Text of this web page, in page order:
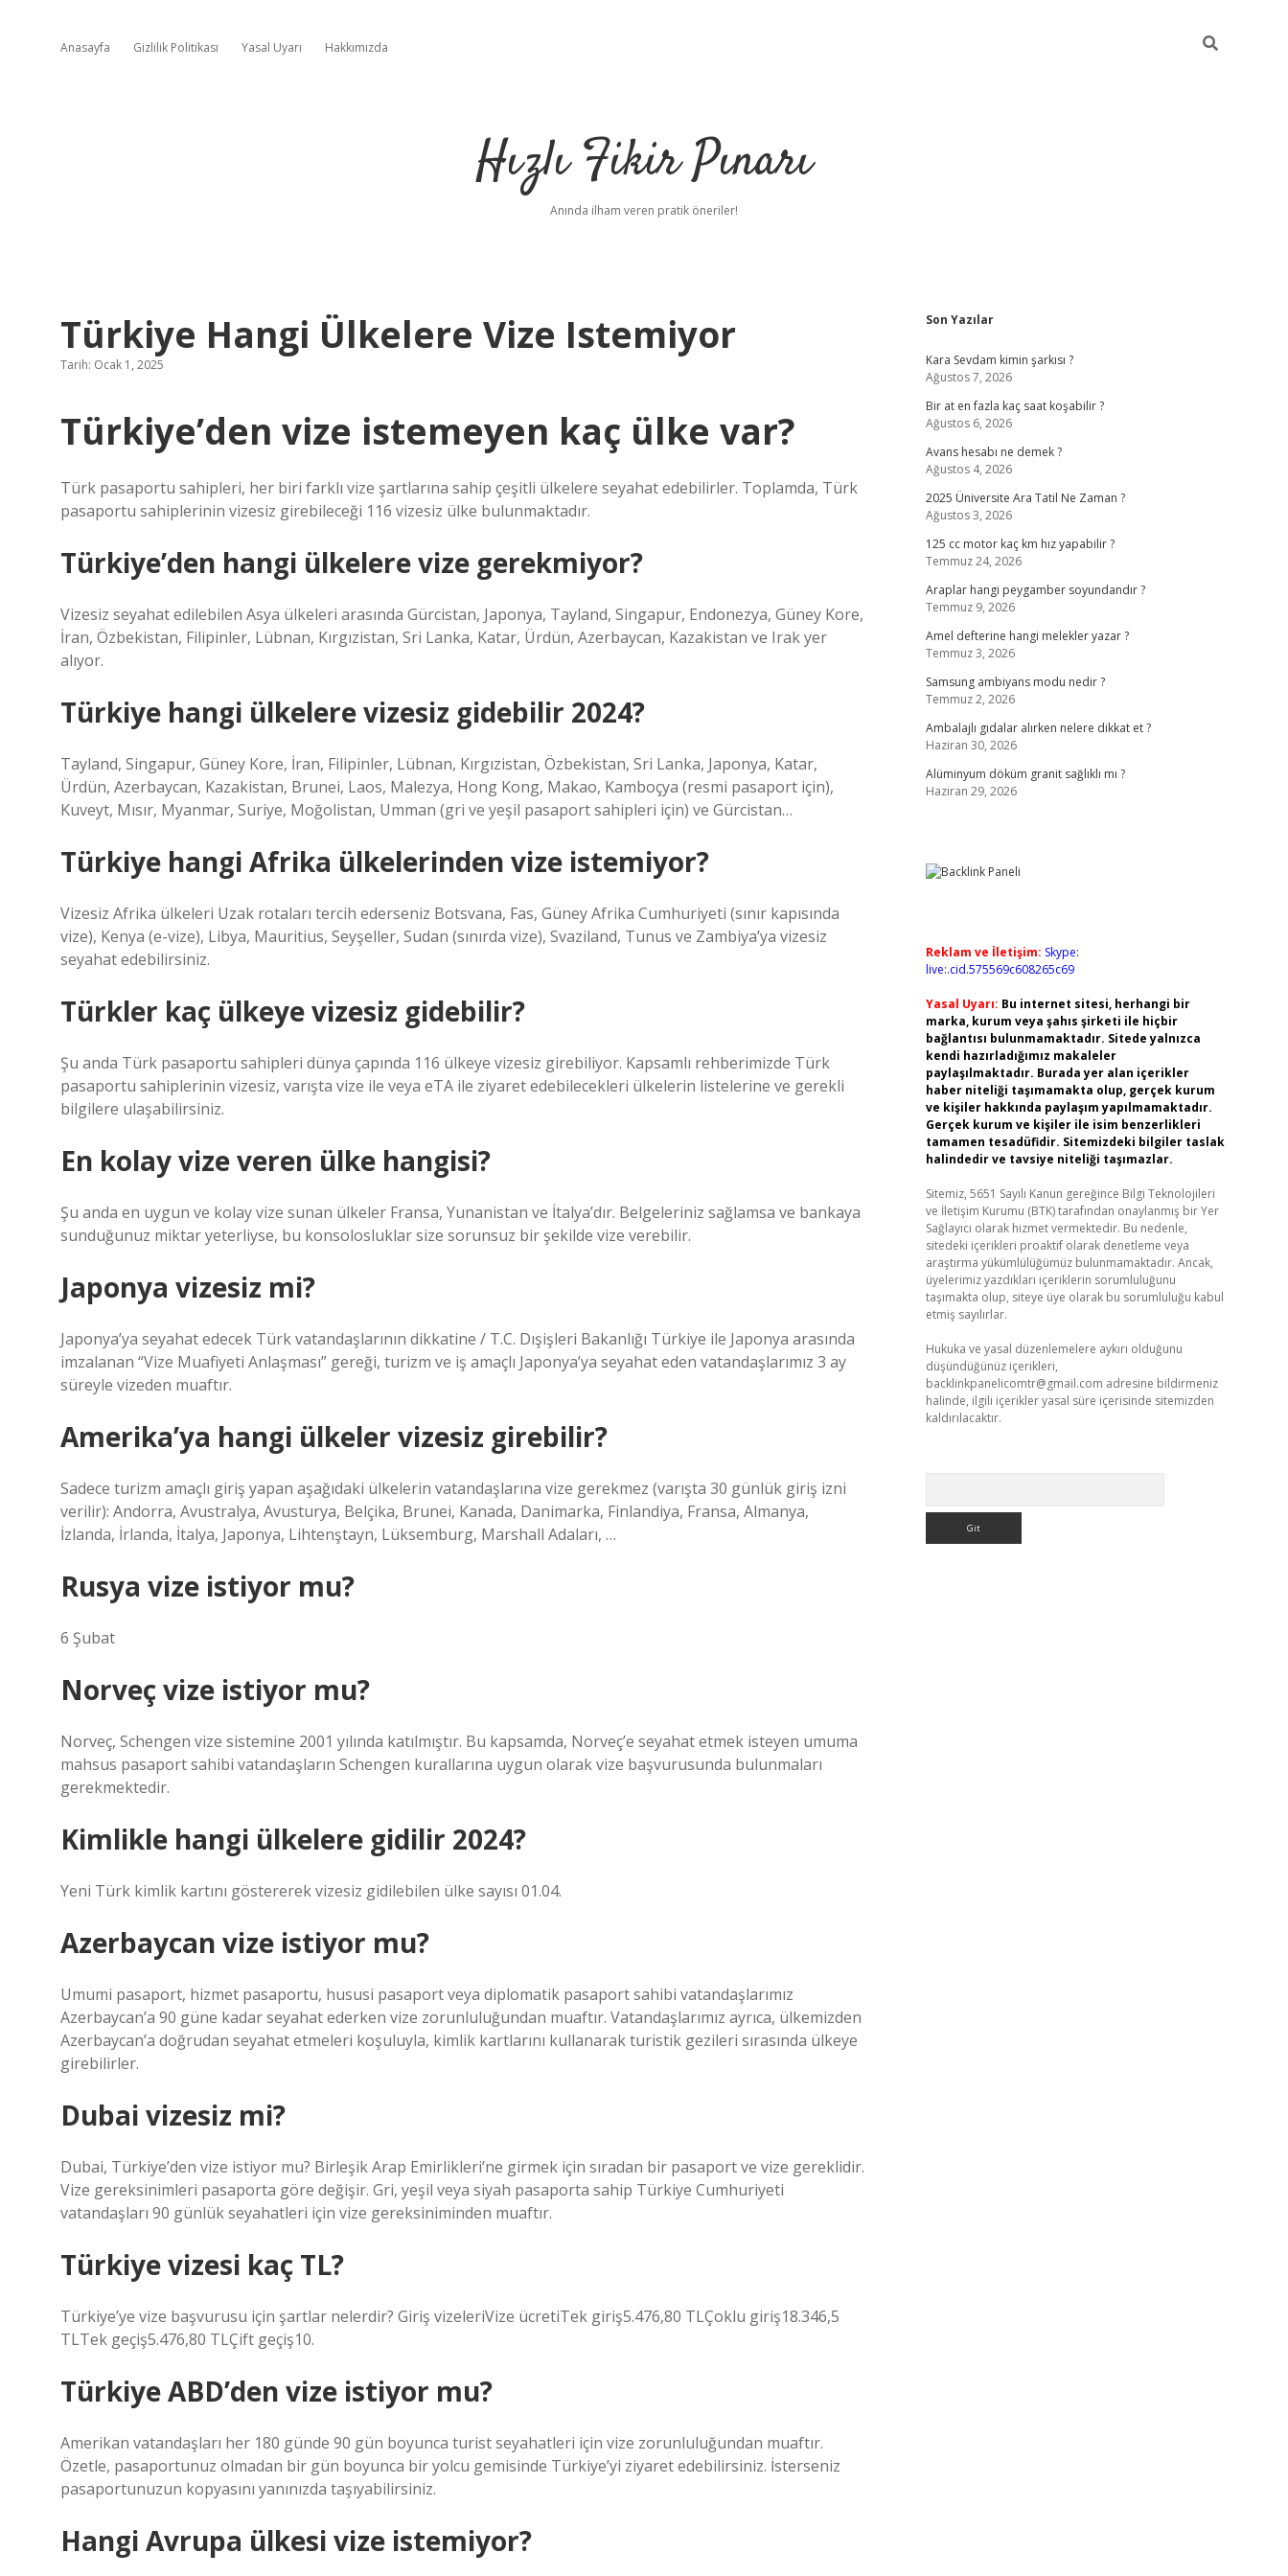
Anasayfa Gizlilik Politikası Yasal Uyarı Hakkımızda
Hızlı Fikir Pınarı
Anında ilham veren pratik öneriler!
Türkiye Hangi Ülkelere Vize Istemiyor
Tarih: Ocak 1, 2025
Türkiye’den vize istemeyen kaç ülke var?
Türk pasaportu sahipleri, her biri farklı vize şartlarına sahip çeşitli ülkelere seyahat edebilirler. Toplamda, Türk
pasaportu sahiplerinin vizesiz girebileceği 116 vizesiz ülke bulunmaktadır.
Türkiye’den hangi ülkelere vize gerekmiyor?
Vizesiz seyahat edilebilen Asya ülkeleri arasında Gürcistan, Japonya, Tayland, Singapur, Endonezya, Güney Kore,
İran, Özbekistan, Filipinler, Lübnan, Kırgızistan, Sri Lanka, Katar, Ürdün, Azerbaycan, Kazakistan ve Irak yer
alıyor.
Türkiye hangi ülkelere vizesiz gidebilir 2024?
Tayland, Singapur, Güney Kore, İran, Filipinler, Lübnan, Kırgızistan, Özbekistan, Sri Lanka, Japonya, Katar,
Ürdün, Azerbaycan, Kazakistan, Brunei, Laos, Malezya, Hong Kong, Makao, Kamboçya (resmi pasaport için),
Kuveyt, Mısır, Myanmar, Suriye, Moğolistan, Umman (gri ve yeşil pasaport sahipleri için) ve Gürcistan…
Türkiye hangi Afrika ülkelerinden vize istemiyor?
Vizesiz Afrika ülkeleri Uzak rotaları tercih ederseniz Botsvana, Fas, Güney Afrika Cumhuriyeti (sınır kapısında
vize), Kenya (e-vize), Libya, Mauritius, Seyşeller, Sudan (sınırda vize), Svaziland, Tunus ve Zambiya’ya vizesiz
seyahat edebilirsiniz.
Türkler kaç ülkeye vizesiz gidebilir?
Şu anda Türk pasaportu sahipleri dünya çapında 116 ülkeye vizesiz girebiliyor. Kapsamlı rehberimizde Türk
pasaportu sahiplerinin vizesiz, varışta vize ile veya eTA ile ziyaret edebilecekleri ülkelerin listelerine ve gerekli
bilgilere ulaşabilirsiniz.
En kolay vize veren ülke hangisi?
Şu anda en uygun ve kolay vize sunan ülkeler Fransa, Yunanistan ve İtalya’dır. Belgeleriniz sağlamsa ve bankaya
sunduğunuz miktar yeterliyse, bu konsolosluklar size sorunsuz bir şekilde vize verebilir.
Japonya vizesiz mi?
Japonya’ya seyahat edecek Türk vatandaşlarının dikkatine / T.C. Dışişleri Bakanlığı Türkiye ile Japonya arasında
imzalanan “Vize Muafiyeti Anlaşması” gereği, turizm ve iş amaçlı Japonya’ya seyahat eden vatandaşlarımız 3 ay
süreyle vizeden muaftır.
Amerika’ya hangi ülkeler vizesiz girebilir?
Sadece turizm amaçlı giriş yapan aşağıdaki ülkelerin vatandaşlarına vize gerekmez (varışta 30 günlük giriş izni
verilir): Andorra, Avustralya, Avusturya, Belçika, Brunei, Kanada, Danimarka, Finlandiya, Fransa, Almanya,
İzlanda, İrlanda, İtalya, Japonya, Lihtenştayn, Lüksemburg, Marshall Adaları, …
Rusya vize istiyor mu?
6 Şubat
Norveç vize istiyor mu?
Norveç, Schengen vize sistemine 2001 yılında katılmıştır. Bu kapsamda, Norveç’e seyahat etmek isteyen umuma
mahsus pasaport sahibi vatandaşların Schengen kurallarına uygun olarak vize başvurusunda bulunmaları
gerekmektedir.
Kimlikle hangi ülkelere gidilir 2024?
Yeni Türk kimlik kartını göstererek vizesiz gidilebilen ülke sayısı 01.04.
Azerbaycan vize istiyor mu?
Umumi pasaport, hizmet pasaportu, hususi pasaport veya diplomatik pasaport sahibi vatandaşlarımız
Azerbaycan’a 90 güne kadar seyahat ederken vize zorunluluğundan muaftır. Vatandaşlarımız ayrıca, ülkemizden
Azerbaycan’a doğrudan seyahat etmeleri koşuluyla, kimlik kartlarını kullanarak turistik gezileri sırasında ülkeye
girebilirler.
Dubai vizesiz mi?
Dubai, Türkiye’den vize istiyor mu? Birleşik Arap Emirlikleri’ne girmek için sıradan bir pasaport ve vize gereklidir.
Vize gereksinimleri pasaporta göre değişir. Gri, yeşil veya siyah pasaporta sahip Türkiye Cumhuriyeti
vatandaşları 90 günlük seyahatleri için vize gereksiniminden muaftır.
Türkiye vizesi kaç TL?
Türkiye’ye vize başvurusu için şartlar nelerdir? Giriş vizeleriVize ücretiTek giriş5.476,80 TLÇoklu giriş18.346,5
TLTek geçiş5.476,80 TLÇift geçiş10.
Türkiye ABD’den vize istiyor mu?
Amerikan vatandaşları her 180 günde 90 gün boyunca turist seyahatleri için vize zorunluluğundan muaftır.
Özetle, pasaportunuz olmadan bir gün boyunca bir yolcu gemisinde Türkiye’yi ziyaret edebilirsiniz. İsterseniz
pasaportunuzun kopyasını yanınızda taşıyabilirsiniz.
Hangi Avrupa ülkesi vize istemiyor?
Sidebar
Son Yazılar
Kara Sevdam kimin şarkısı ?
Ağustos 7, 2026
Bir at en fazla kaç saat koşabilir ?
Ağustos 6, 2026
Avans hesabı ne demek ?
Ağustos 4, 2026
2025 Üniversite Ara Tatil Ne Zaman ?
Ağustos 3, 2026
125 cc motor kaç km hız yapabilir ?
Temmuz 24, 2026
Araplar hangi peygamber soyundandır ?
Temmuz 9, 2026
Amel defterine hangi melekler yazar ?
Temmuz 3, 2026
Samsung ambiyans modu nedir ?
Temmuz 2, 2026
Ambalajlı gıdalar alırken nelere dikkat et ?
Haziran 30, 2026
Alüminyum döküm granit sağlıklı mı ?
Haziran 29, 2026
Reklam ve İletişim: Skype:
live:.cid.575569c608265c69
Yasal Uyarı: Bu internet sitesi, herhangi bir
marka, kurum veya şahıs şirketi ile hiçbir
bağlantısı bulunmamaktadır. Sitede yalnızca
kendi hazırladığımız makaleler
paylaşılmaktadır. Burada yer alan içerikler
haber niteliği taşımamakta olup, gerçek kurum
ve kişiler hakkında paylaşım yapılmamaktadır.
Gerçek kurum ve kişiler ile isim benzerlikleri
tamamen tesadüfidir. Sitemizdeki bilgiler taslak
halindedir ve tavsiye niteliği taşımazlar.
Sitemiz, 5651 Sayılı Kanun gereğince Bilgi Teknolojileri
ve İletişim Kurumu (BTK) tarafından onaylanmış bir Yer
Sağlayıcı olarak hizmet vermektedir. Bu nedenle,
sitedeki içerikleri proaktif olarak denetleme veya
araştırma yükümlülüğümüz bulunmamaktadır. Ancak,
üyelerimiz yazdıkları içeriklerin sorumluluğunu
taşımakta olup, siteye üye olarak bu sorumluluğu kabul
etmiş sayılırlar.
Hukuka ve yasal düzenlemelere aykırı olduğunu
düşündüğünüz içerikleri,
backlinkpanelicomtr@gmail.com adresine bildirmeniz
halinde, ilgili içerikler yasal süre içerisinde sitemizden
kaldırılacaktır.